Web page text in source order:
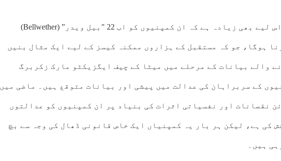
اس مقدمے کی اہمیت اس لیے بھی زیادہ ہے کہ ان کمپنیوں کو اب 22 "بیل ویدر” (Bellwether)
ہوگا، جو کہ مستقبل کے ہزاروں ممکنہ کیسز کے لیے ایک مثال بنیں
والے بیانات کے مرحلے میں میٹا کے چیف ایگزیکٹو مارک زکربرگ
کے سربراہان کی عدالت میں پیشی اور بیانات متوقع ہیں۔ ماضی میں
نقصانات اور نفسیاتی اثرات کی بنیاد پر ان کمپنیوں کو عدالتوں
کی ہے، لیکن ہر بار یہ کمپنیاں ایک خاص قانونی ڈھال کی وجہ سے بچ
ہیں۔